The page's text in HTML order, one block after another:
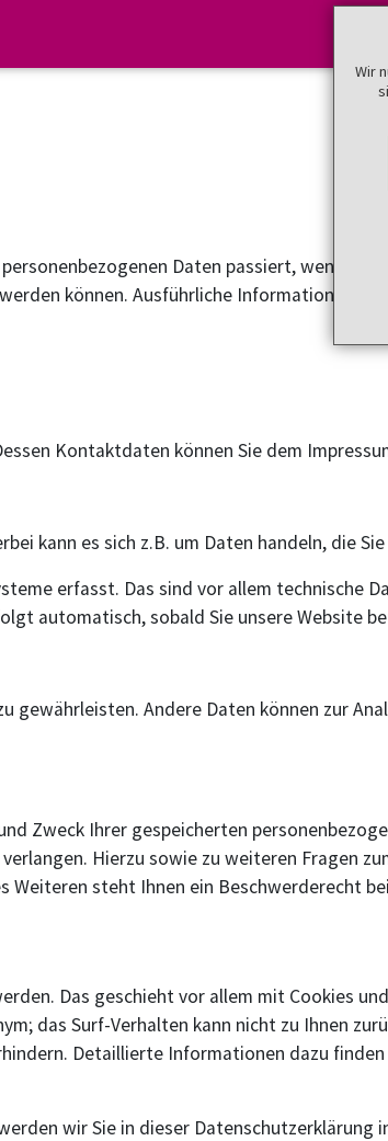
Wir
Daten passiert, wenn Sie
können. Ausführliche Informationen
Kontaktdaten können Sie dem
kann es sich z.B. um Daten handeln, die
erfasst. Das sind vor allem technische
automatisch, sobald Sie unsere Website
Andere Daten können zur
Zweck Ihrer gespeicherten
Hierzu sowie zu weiteren Fragen
Weiteren steht Ihnen ein Beschwerderecht
Das geschieht vor allem mit Cookies
das Surf-Verhalten kann nicht zu Ihnen
Detaillierte Informationen dazu
wir Sie in dieser Datenschutzerklärung